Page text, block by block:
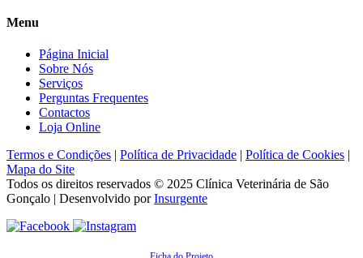
Menu
Página Inicial
Sobre Nós
Serviços
Perguntas Frequentes
Contactos
Loja Online
Termos e Condições | Política de Privacidade | Política de Cookies |
Mapa do Site
Todos os direitos reservados © 2025 Clínica Veterinária de São
Gonçalo | Desenvolvido porInsurgente